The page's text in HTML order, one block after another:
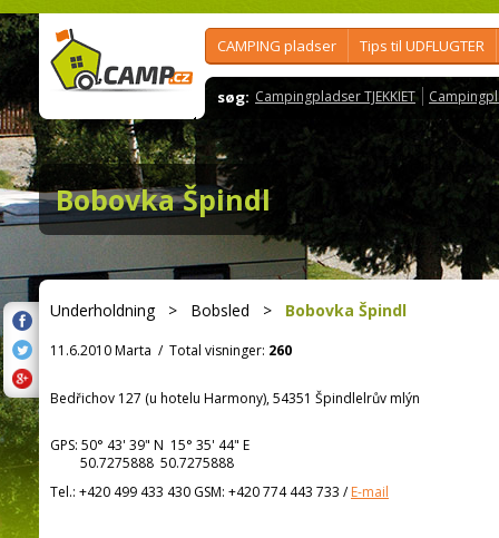
CAMPING pladser Tips til UDFLUGTER
søg: Campingpladser TJEKKIET
Bobovka Špindl
Underholdning> Bobsled > Bobovka Špindl
11.6.2010 Marta / Total visninger: 260
Bedřichov 127 (u hotelu Harmony), 54351 Špindlelrův mlýn
GPS: 50° 43' 39" N 15° 35' 44" E
50.7275888 50.7275888
Tel.: +420 499 433 430 GSM: +420 774 443 733 /E-mail